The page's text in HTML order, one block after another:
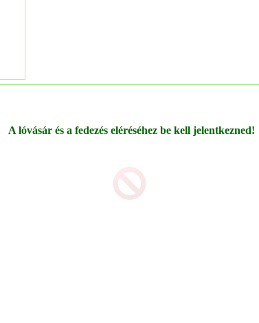
A lóvásár és a fedezés eléréséhez be kell jelentkezned!